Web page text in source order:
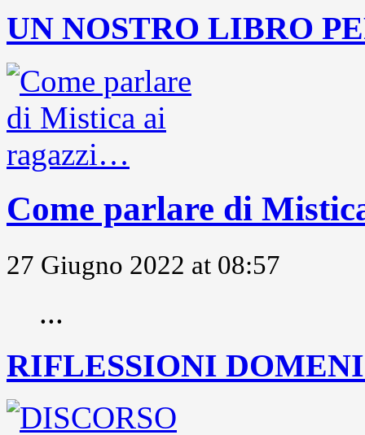
UN NOSTRO LIBRO
Come parlare di
27 Giugno 2022 at 08:57
...
RIFLESSIONI